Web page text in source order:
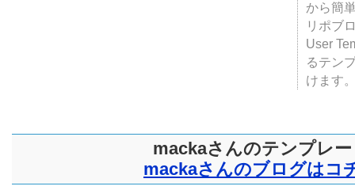
から簡
リポブ
User
るテン
けます
mackaさんのテンプレ
mackaさんのブログはコ